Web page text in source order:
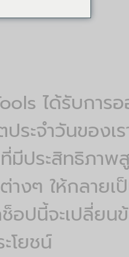
ได้รับการ
ะจำวันของเร
มีประสิทธิภาพ
งๆ ให้กลายเ
อปนี้จะเปลี่ย
โยชน์